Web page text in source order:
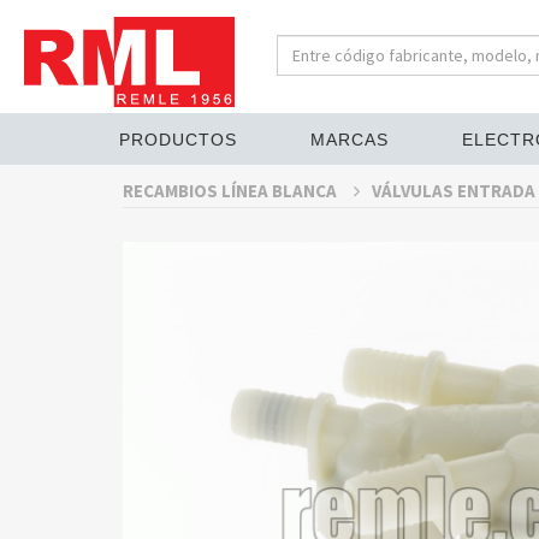
PRODUCTOS MARCAS
RECAMBIOS LÍNEA BLANCA VÁLVULAS